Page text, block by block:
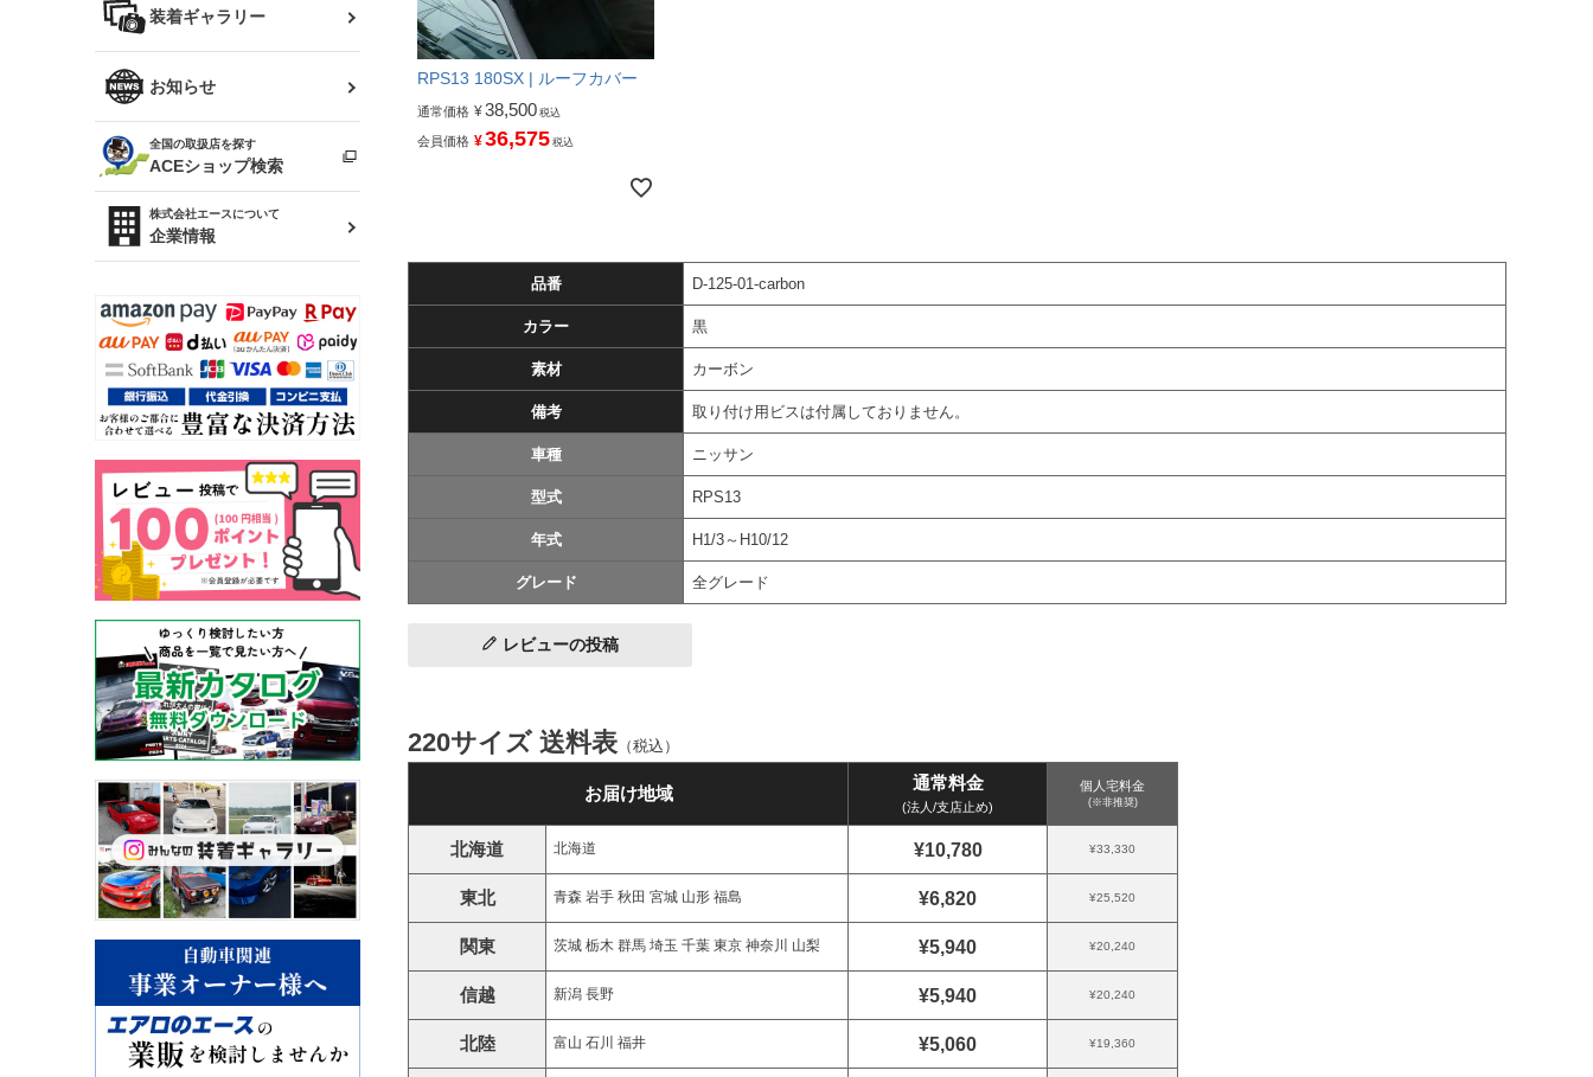
アリスト
ソアラ
アルテッツァ
プロボックス
RAV4
Z32 フェアレディZ
R34 スカイライン
スカイライン
（ER34/R33/ECR33/R32）
キャラバン
ローレル
セフィーロ
バッグ
ファッション小物
雑貨・ステーショナリー
ベビー用品
装着ギャラリー
お知らせ
全国の取扱店を探す
ACEショップ検索
株式会社エースについて
企業情報
RPS13 180SX | ルーフカバー
通常価格 ¥38,500 税込
会員価格 ¥36,575 税込
品番 D-125-01-carbon
カラー 黒
素材 カーボン
備考 取り付け用ビスは付属しておりません。
車種 ニッサン
型式 RPS13
年式 H1/3～H10/12
グレード 全グレード
レビューの投稿
220サイズ 送料表 （税込）
お届け地域
通常料金
(法人/支店止め)
個人宅料金
(※非推奨)
北海道 北海道 ¥10,780 ¥33,330
東北 青森 岩手 秋田 宮城 山形 福島 ¥6,820 ¥25,520
関東 茨城 栃木 群馬 埼玉 千葉 東京 神奈川 山梨 ¥5,940 ¥20,240
信越 新潟 長野 ¥5,940 ¥20,240
北陸 富山 石川 福井 ¥5,060 ¥19,360